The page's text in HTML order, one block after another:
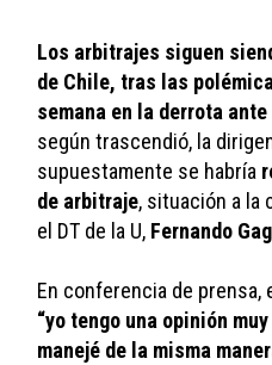
Los arbitrajes siguen
de Chile, tras las
semana en la derrota
según trascendió, la
supuestamente se habría
de arbitraje, situación a la
el DT de la U, Fernando
“yo tengo una opinión
manejé de la misma